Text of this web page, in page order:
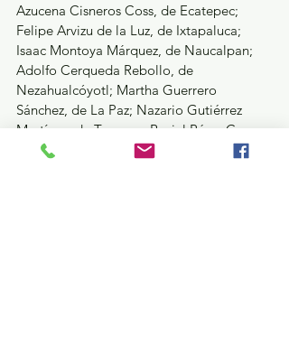
Azucena Cisneros Coss, de Ecatepec;
Felipe Arvizu de la Luz, de Ixtapaluca;
Isaac Montoya Márquez, de Naucalpan;
Adolfo Cerqueda Rebollo, de
Nezahualcóyotl; Martha Guerrero
Sánchez, de La Paz; Nazario Gutiérrez
Martínez, de Texcoco; Raciel Pérez Cruz,
de Tlalnepantla, y Alan Velasco Aguero,